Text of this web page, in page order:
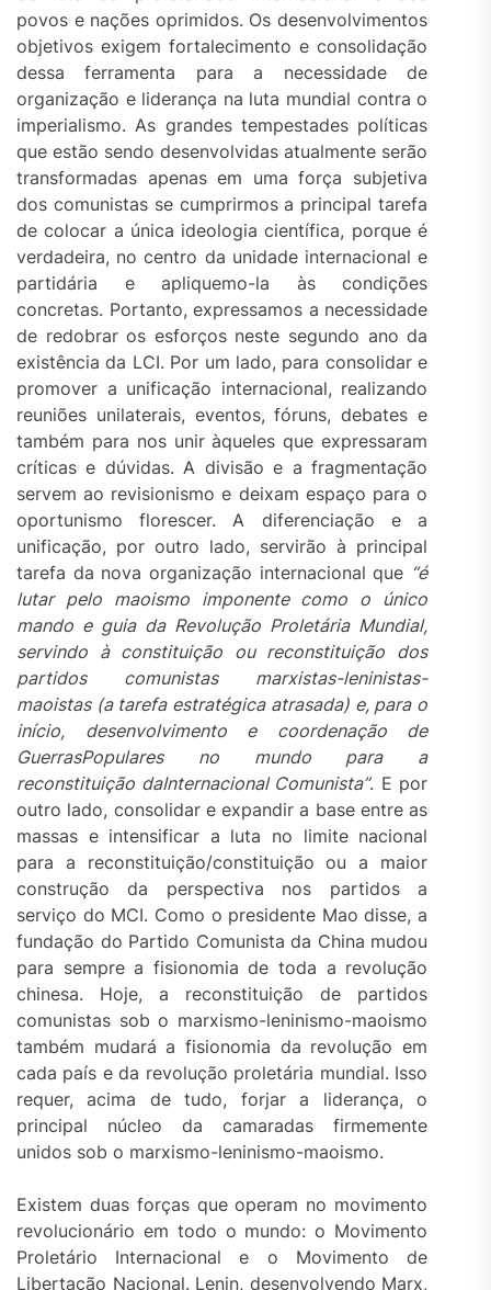
povos e nações oprimidos. Os desenvolvimentos
objetivos exigem fortalecimento e consolidação
dessa ferramenta para a necessidade de
organização e liderança na luta mundial contra o
imperialismo. As grandes tempestades políticas
que estão sendo desenvolvidas atualmente serão
transformadas apenas em uma força subjetiva
dos comunistas se cumprirmos a principal tarefa
de colocar a única ideologia científica, porque é
verdadeira, no centro da unidade internacional e
partidária e apliquemo-la às condições
concretas. Portanto, expressamos a necessidade
de redobrar os esforços neste segundo ano da
existência da LCI. Por um lado, para consolidar e
promover a unificação internacional, realizando
reuniões unilaterais, eventos, fóruns, debates e
também para nos unir àqueles que expressaram
críticas e dúvidas. A divisão e a fragmentação
servem ao revisionismo e deixam espaço para o
oportunismo florescer. A diferenciação e a
unificação, por outro lado, servirão à principal
tarefa da nova organização internacional que “é
lutar pelo maoismo imponente como o único
mando e guia da Revolução Proletária Mundial,
servindo à constituição ou reconstituição dos
partidos comunistas marxistas-leninistas-
maoistas (a tarefa estratégica atrasada) e, para o
início, desenvolvimento e coordenação de
GuerrasPopulares no mundo para a
reconstituição daInternacional Comunista”. E por
outro lado, consolidar e expandir a base entre as
massas e intensificar a luta no limite nacional
para a reconstituição/constituição ou a maior
construção da perspectiva nos partidos a
serviço do MCI. Como o presidente Mao disse, a
fundação do Partido Comunista da China mudou
para sempre a fisionomia de toda a revolução
chinesa. Hoje, a reconstituição de partidos
comunistas sob o marxismo-leninismo-maoismo
também mudará a fisionomia da revolução em
cada país e da revolução proletária mundial. Isso
requer, acima de tudo, forjar a liderança, o
principal núcleo da camaradas firmemente
unidos sob o marxismo-leninismo-maoismo.
Existem duas forças que operam no movimento
revolucionário em todo o mundo: o Movimento
Proletário Internacional e o Movimento de
Libertação Nacional. Lenin, desenvolvendo Marx,